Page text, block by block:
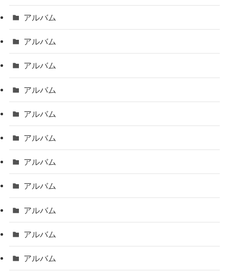
アルバム
アルバム
アルバム
アルバム
アルバム
アルバム
アルバム
アルバム
アルバム
アルバム
アルバム